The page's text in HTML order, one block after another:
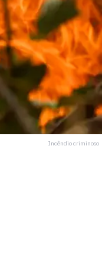
Incêndio criminoso